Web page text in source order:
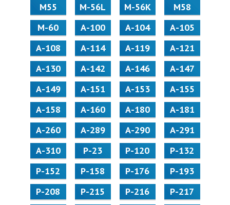
М55
M-56L M-56K
М58
M-60
А-100 А-104
А-105
А-108
А-114 А-119
А-121
А-130
А-142 А-146
А-147
А-149
А-151 А-153
А-155
А-158
А-160 А-180
А-181
А-260
А-289 А-290
А-291
А-310
Р-23 Р-120
Р-132
Р-152
Р-158 Р-176
Р-193
Р-208
Р-215 Р-216
Р-217